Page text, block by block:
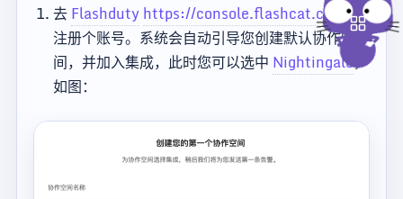
去Flashduty https://console.flashcat.cloud/
注册个账号。系统会自动引导您创建默认协作空
间，并加入集成，此时您可以选中 Nightingale，
如图：